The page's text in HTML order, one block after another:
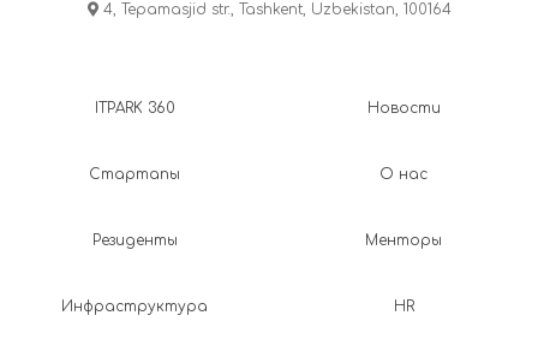
4, Tepamasjid str., Tashkent, Uzbekistan, 100164
ITPARK 360
Стартапы
Резиденты
Инфраструктура
Новости
О нас
Менторы
HR